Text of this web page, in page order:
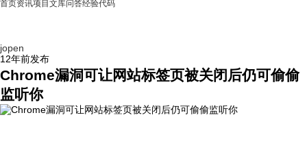
首页资讯项目 文库问答经验代码
jopen
12年前发布
Chrome漏洞可让网站标签页被关闭后仍可偷偷
监听你